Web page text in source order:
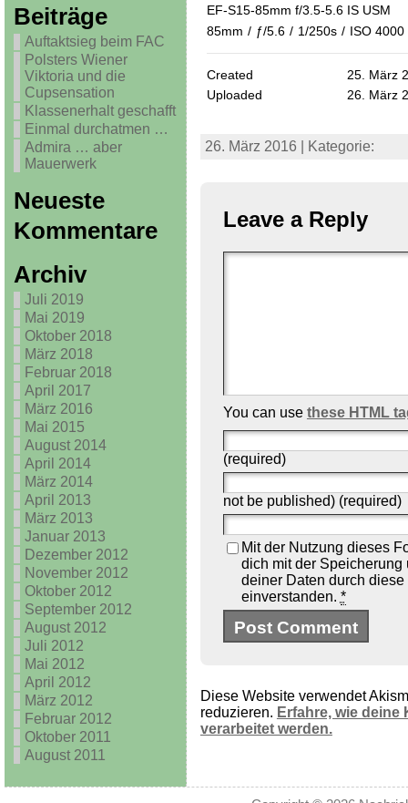
Beiträge
Auftaktsieg beim FAC
Polsters Wiener
Viktoria und die
Cupsensation
Klassenerhalt geschafft
Einmal durchatmen …
Admira … aber
Mauerwerk
Neueste
Kommentare
Archiv
Juli 2019
Mai 2019
Oktober 2018
März 2018
Februar 2018
April 2017
März 2016
Mai 2015
August 2014
April 2014
März 2014
April 2013
März 2013
Januar 2013
Dezember 2012
November 2012
Oktober 2012
September 2012
August 2012
Juli 2012
Mai 2012
April 2012
März 2012
Februar 2012
Oktober 2011
August 2011
EF-S15-85mm f/3.5-5.6 IS USM
85mm / ƒ/5.6 / 1/250s / ISO 4000
Created
25. März
Uploaded
26. März
26. März 2016 | Kategorie:
Leave a Reply
You can use these HTML
(required)
not be published) (required)
Mit der Nutzung dieses
dich mit der Speicherung
deiner Daten durch diese
einverstanden. *
Diese Website verwendet
reduzieren. Erfahre, wie deine
verarbeitet werden.